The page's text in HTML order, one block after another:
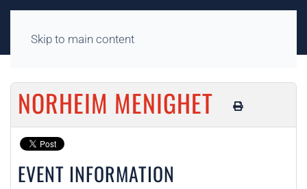
Skip to main content
NORHEIM MENIGHET
EVENT INFORMATION